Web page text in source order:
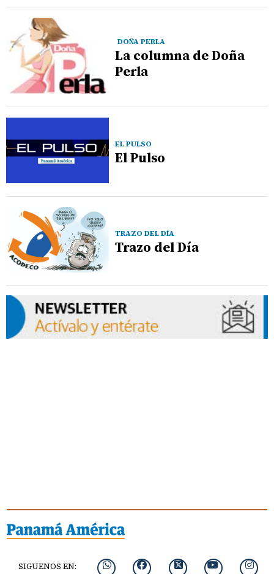
DOÑA PERLA
La columna de Doña
Perla
EL PULSO
El Pulso
TRAZO DEL DÍA
Trazo del Día
SIGUENOS EN: